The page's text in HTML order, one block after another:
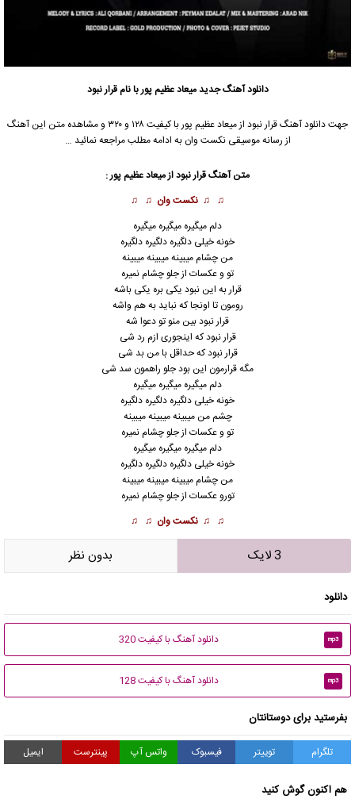
دانلود آهنگ جدیدمیعاد عظیم پوربا نام قرار نبود
جهت دانلود آهنگ قرار نبود ازمیعاد عظیم پور
با کیفیت ۱۲۸ و ۳۲۰ و مشاهده متن این آهنگ
از رسانه موسیقی نکست وان به ادامه مطلب مراجعه نمائید …
متن آهنگ قرار نبود ازمیعاد عظیم پور:
♫ ♫ نکست وان ♫ ♫
دلم میگیره میگیره میگیره
خونه خیلی دلگیره دلگیره دلگیره
من چشام میبینه میبینه میبینه
تو و عکسات از جلو چشام نمیره
قرار به این نبود یکی بره یکی باشه
رومون تا اونجا که نباید به هم واشه
قرار نبود بین منو تو دعوا شه
قرار نبود که اینجوری ازم رد شی
قرار نبود که حداقل با من بد شی
مگه قرارمون این بود جلو راهمون سد شی
دلم میگیره میگیره میگیره
خونه خیلی دلگیره دلگیره دلگیره
چشم من میبینه میبینه میبینه
تو و عکسات از جلو چشام نمیره
دلم میگیره میگیره میگیره
خونه خیلی دلگیره دلگیره دلگیره
من چشام میبینه میبینه میبینه
تورو عکسات از جلو چشام نمیره
♫ ♫ نکست وان ♫ ♫
3 لایک بدون نظر
دانلود
mp3 دانلود آهنگ با کیفیت 320
mp3 دانلود آهنگ با کیفیت 128
بفرستید برای دوستانتان
تلگرام توییتر فیسبوک واتس آپ پینترست ایمیل
هم اکنون گوش کنید